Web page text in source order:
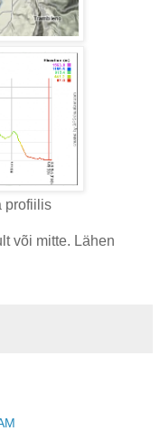
profiilis
või mitte. Lähen